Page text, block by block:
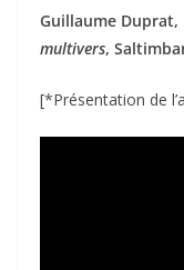
Guillaume Duprat,
multivers,
[*Présentation de